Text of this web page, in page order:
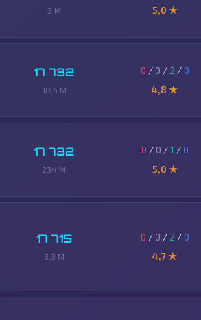
2 M
5,0 ★
17 732
10,6 M
0 / 0 / 2 /0
4,8 ★
17 732
234 M
0 / 0 /1 /0
5,0 ★
17 715
3,3 M
0 / 0 / 2 /0
4,7 ★